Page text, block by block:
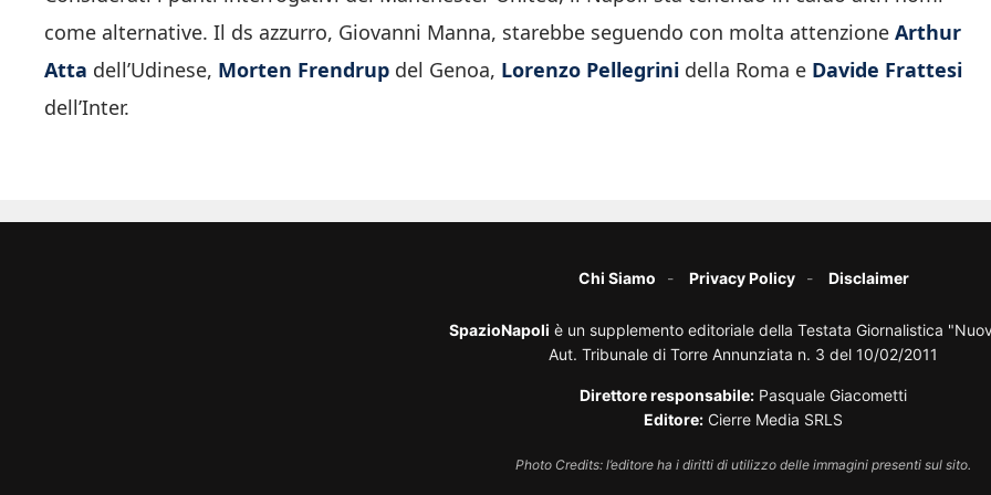
come alternative. Il ds azzurro, Giovanni Manna, starebbe seguendo con molta attenzione Arthur
Atta dell’Udinese, Morten Frendrup del Genoa, Lorenzo Pellegrini della Roma e Davide Frattesi
dell’Inter.
Chi Siamo Privacy Policy Disclaimer
SpazioNapoli è un supplemento editoriale della Testata Giornalistica
Aut. Tribunale di Torre Annunziata n. 3 del 10/02/2011
Direttore responsabile: Pasquale Giacometti
Editore: Cierre Media SRLS
Photo Credits: l’editore ha i diritti di utilizzo delle immagini presenti sul sito.